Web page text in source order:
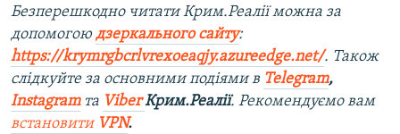
Безперешкодно читати Крим.Реалії можна за
допомогою дзеркального сайту:
https://krymrgbcrlvrexoeaqjy.azureedge.net/. Також
слідкуйте за основними подіями в Telegram,
Instagramта ViberКрим.Реалії. Рекомендуємо вам
встановити VPN.